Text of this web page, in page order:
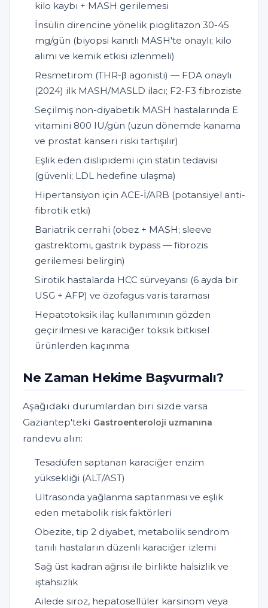
kilo kaybı + MASH gerilemesi
İnsülin direncine yönelik pioglitazon 30-45
mg/gün (biyopsi kanıtlı MASH'te onaylı; kilo
alımı ve kemik etkisi izlenmeli)
Resmetirom (THR-β agonisti) — FDA onaylı
(2024) ilk MASH/MASLD ilacı; F2-F3 fibroziste
Seçilmiş non-diyabetik MASH hastalarında E
vitamini 800 IU/gün (uzun dönemde kanama
ve prostat kanseri riski tartışılır)
Eşlik eden dislipidemi için statin tedavisi
(güvenli; LDL hedefine ulaşma)
Hipertansiyon için ACE-İ/ARB (potansiyel anti-
fibrotik etki)
Bariatrik cerrahi (obez + MASH; sleeve
gastrektomi, gastrik bypass — fibrozis
gerilemesi belirgin)
Sirotik hastalarda HCC sürveyansı (6 ayda bir
USG + AFP) ve özofagus varis taraması
Hepatotoksik ilaç kullanımının gözden
geçirilmesi ve karaciğer toksik bitkisel
ürünlerden kaçınma
Ne Zaman Hekime Başvurmalı?
Aşağıdaki durumlardan biri sizde varsa
Gaziantep'teki Gastroenteroloji uzmanına
randevu alın:
Tesadüfen saptanan karaciğer enzim
yüksekliği (ALT/AST)
Ultrasonda yağlanma saptanması ve eşlik
eden metabolik risk faktörleri
Obezite, tip 2 diyabet, metabolik sendrom
tanılı hastaların düzenli karaciğer izlemi
Sağ üst kadran ağrısı ile birlikte halsizlik ve
iştahsızlık
Ailede siroz, hepatosellüler karsinom veya